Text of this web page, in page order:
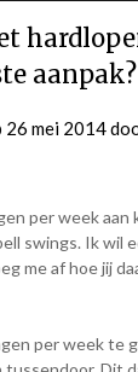
aanpak?
26 mei 2014
per week aan
swings. Ik wil
me af hoe jij
per week te